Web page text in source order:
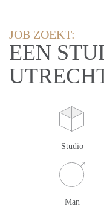
JOB ZOEKT:
EEN
Studio
Man